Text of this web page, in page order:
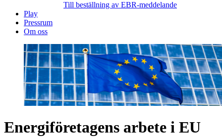
Till beställning av EBR-meddelande
Play
Pressrum
Om oss
Energiföretagens arbete i EU